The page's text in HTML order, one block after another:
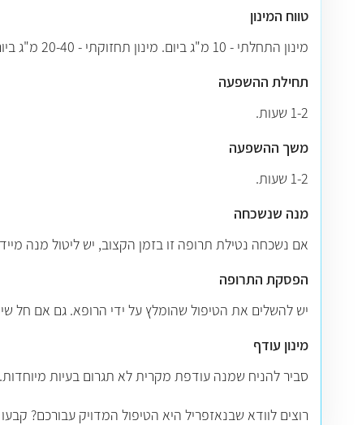
טווח המינון
מינון התחלתי - 10 מ"ג ביום. מינון תחזוקתי - 20-40 מ"ג ביום.
תחילת ההשפעה
1-2 שעות.
משך ההשפעה
1-2 שעות.
מנה שנשכחה
אם נשכחה נטילת תרופה זו בזמן הקצוב, יש ליטול מנה
הפסקת התרופה
יש להשלים את הטיפול שהומלץ על ידי הרופא. גם אם חל
מינון עודף
סביר להניח שמנה עודפת מקרית לא תגרום בעיות
רוצים לוודא שבנאזפריל היא הטיפול המדויק עבורכם?